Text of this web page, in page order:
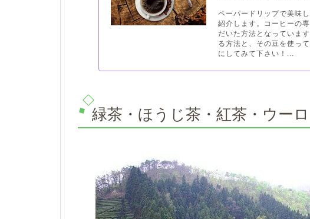
ペーパードリップで美味
紹介します。コーヒーの
だいた方法となっていま
る方法と、その豆を使っ
にしてみて下さい！...
緑茶・ほうじ茶・紅茶・ウー